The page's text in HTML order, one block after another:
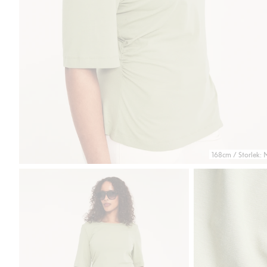
168cm / Storlek: